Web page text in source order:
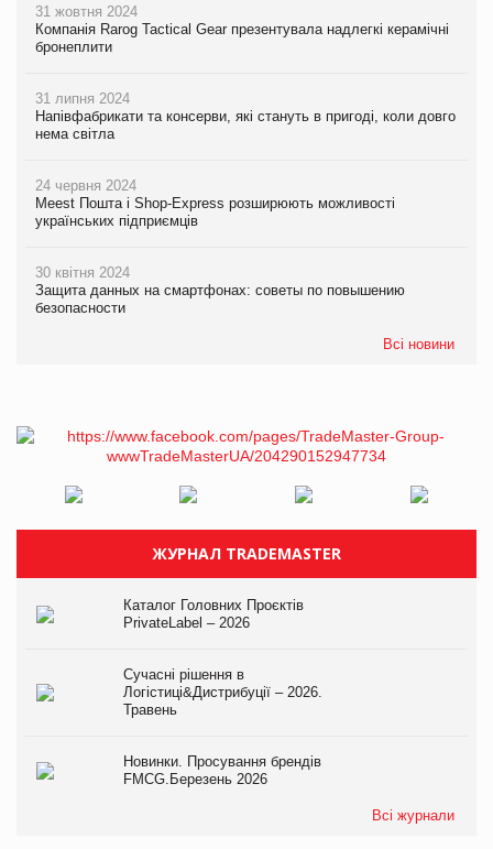
31 жовтня 2024
Компанія Rarog Tactical Gear презентувала надлегкі керамічні
бронеплити
31 липня 2024
Напівфабрикати та консерви, які стануть в пригоді, коли довго
нема світла
24 червня 2024
Meest Пошта і Shop-Express розширюють можливості
українських підприємців
30 квітня 2024
Защита данных на смартфонах: советы по повышению
безопасности
Всі новини
ЖУРНАЛ TRADEMASTER
Каталог Головних Проєктів
PrivateLabel – 2026
Сучасні рішення в
Логістиці&Дистрибуції – 2026.
Травень
Новинки. Просування брендів
FMCG.Березень 2026
Всі журнали